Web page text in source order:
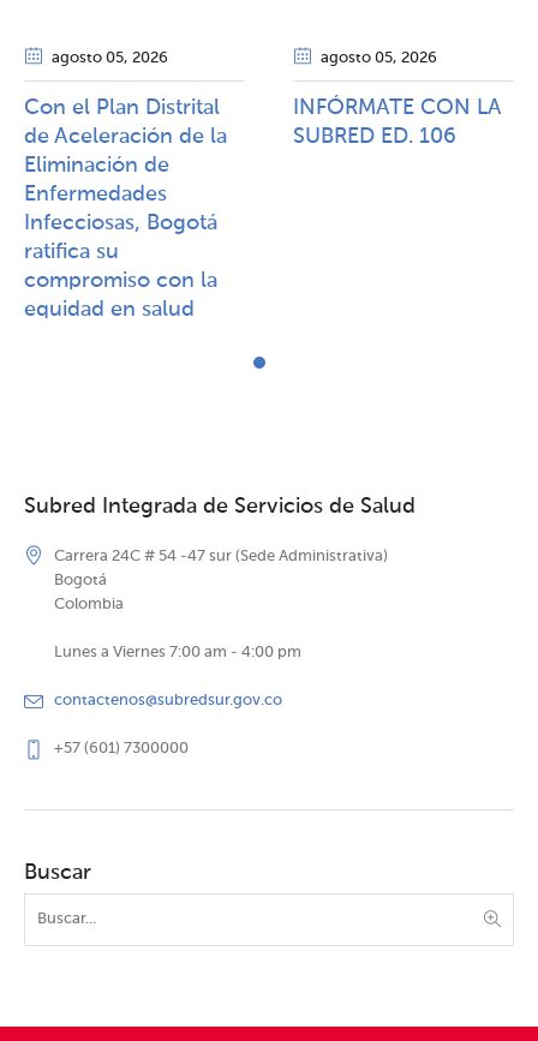
agosto 05, 2026
Con el Plan Distrital
de Aceleración de la
Eliminación de
Enfermedades
Infecciosas, Bogotá
ratifica su
compromiso con la
equidad en salud
agosto 05, 2026
INFÓRMATE CON LA
SUBRED ED. 106
Subred Integrada de Servicios de Salud
Carrera 24C # 54 -47 sur (Sede Administrativa)
Bogotá
Colombia
Lunes a Viernes 7:00 am - 4:00 pm
contactenos@subredsur.gov.co
+57 (601) 7300000
Buscar